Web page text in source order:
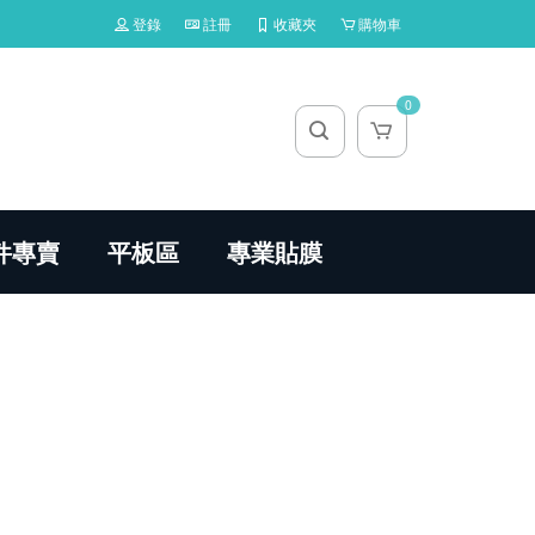
登錄 註冊 收藏夾 購物車
0
專賣 平板區 專業貼膜